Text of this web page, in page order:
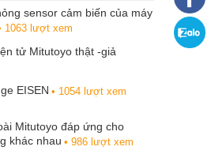
sensor cảm biến của máy
1063 lượt xem
tử Mitutoyo thật -giả
EISEN • 1054 lượt xem
Mitutoyo đáp ứng cho
khác nhau • 986 lượt xem